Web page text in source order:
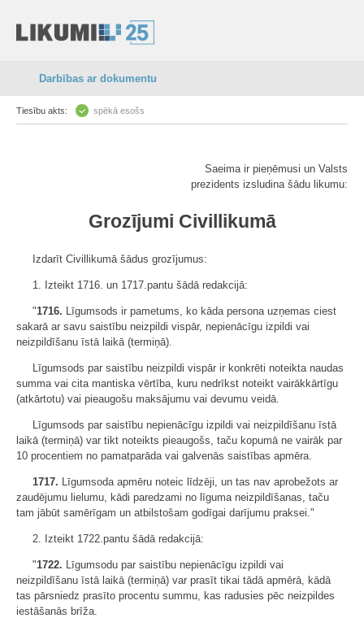
Darbības ar dokumentu
Tiesību akts: spēkā esošs
Saeima ir pieņēmusi un Valsts
prezidents izsludina šādu likumu:
Grozījumi Civillikumā
Izdarīt Civillikumā šādus grozījumus:
1. Izteikt 1716. un 1717.pantu šādā redakcijā:
"1716. Līgumsods ir pametums, ko kāda persona uzņemas ciest
sakarā ar savu saistību neizpildi vispār, nepienācīgu izpildi vai
neizpildīšanu īstā laikā (termiņā).
Līgumsods par saistību neizpildi vispār ir konkrēti noteikta naudas
summa vai cita mantiska vērtība, kuru nedrīkst noteikt vairākkārtīgu
(atkārtotu) vai pieaugošu maksājumu vai devumu veidā.
Līgumsods par saistību nepienācīgu izpildi vai neizpildīšanu īstā
laikā (termiņā) var tikt noteikts pieaugošs, taču kopumā ne vairāk par
10 procentiem no pamatparāda vai galvenās saistības apmēra.
1717. Līgumsoda apmēru noteic līdzēji, un tas nav aprobežots ar
zaudējumu lielumu, kādi paredzami no līguma neizpildīšanas, taču
tam jābūt samērīgam un atbilstošam godīgai darījumu praksei."
2. Izteikt 1722.pantu šādā redakcijā:
"1722. Līgumsodu par saistību nepienācīgu izpildi vai
neizpildīšanu īstā laikā (termiņā) var prasīt tikai tādā apmērā, kādā
tas pārsniedz prasīto procentu summu, kas radusies pēc neizpildes
iestāšanās brīža.